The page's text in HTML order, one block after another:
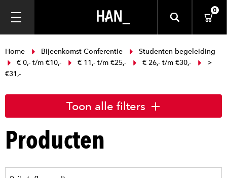
0
Home Bijeenkomst Conferentie
Studenten begeleiding
€ 0,- t/m €10,-
€ 11,- t/m €25,- € 26,- t/m €30,-
>
€31,-
Toon alle filters
Producten